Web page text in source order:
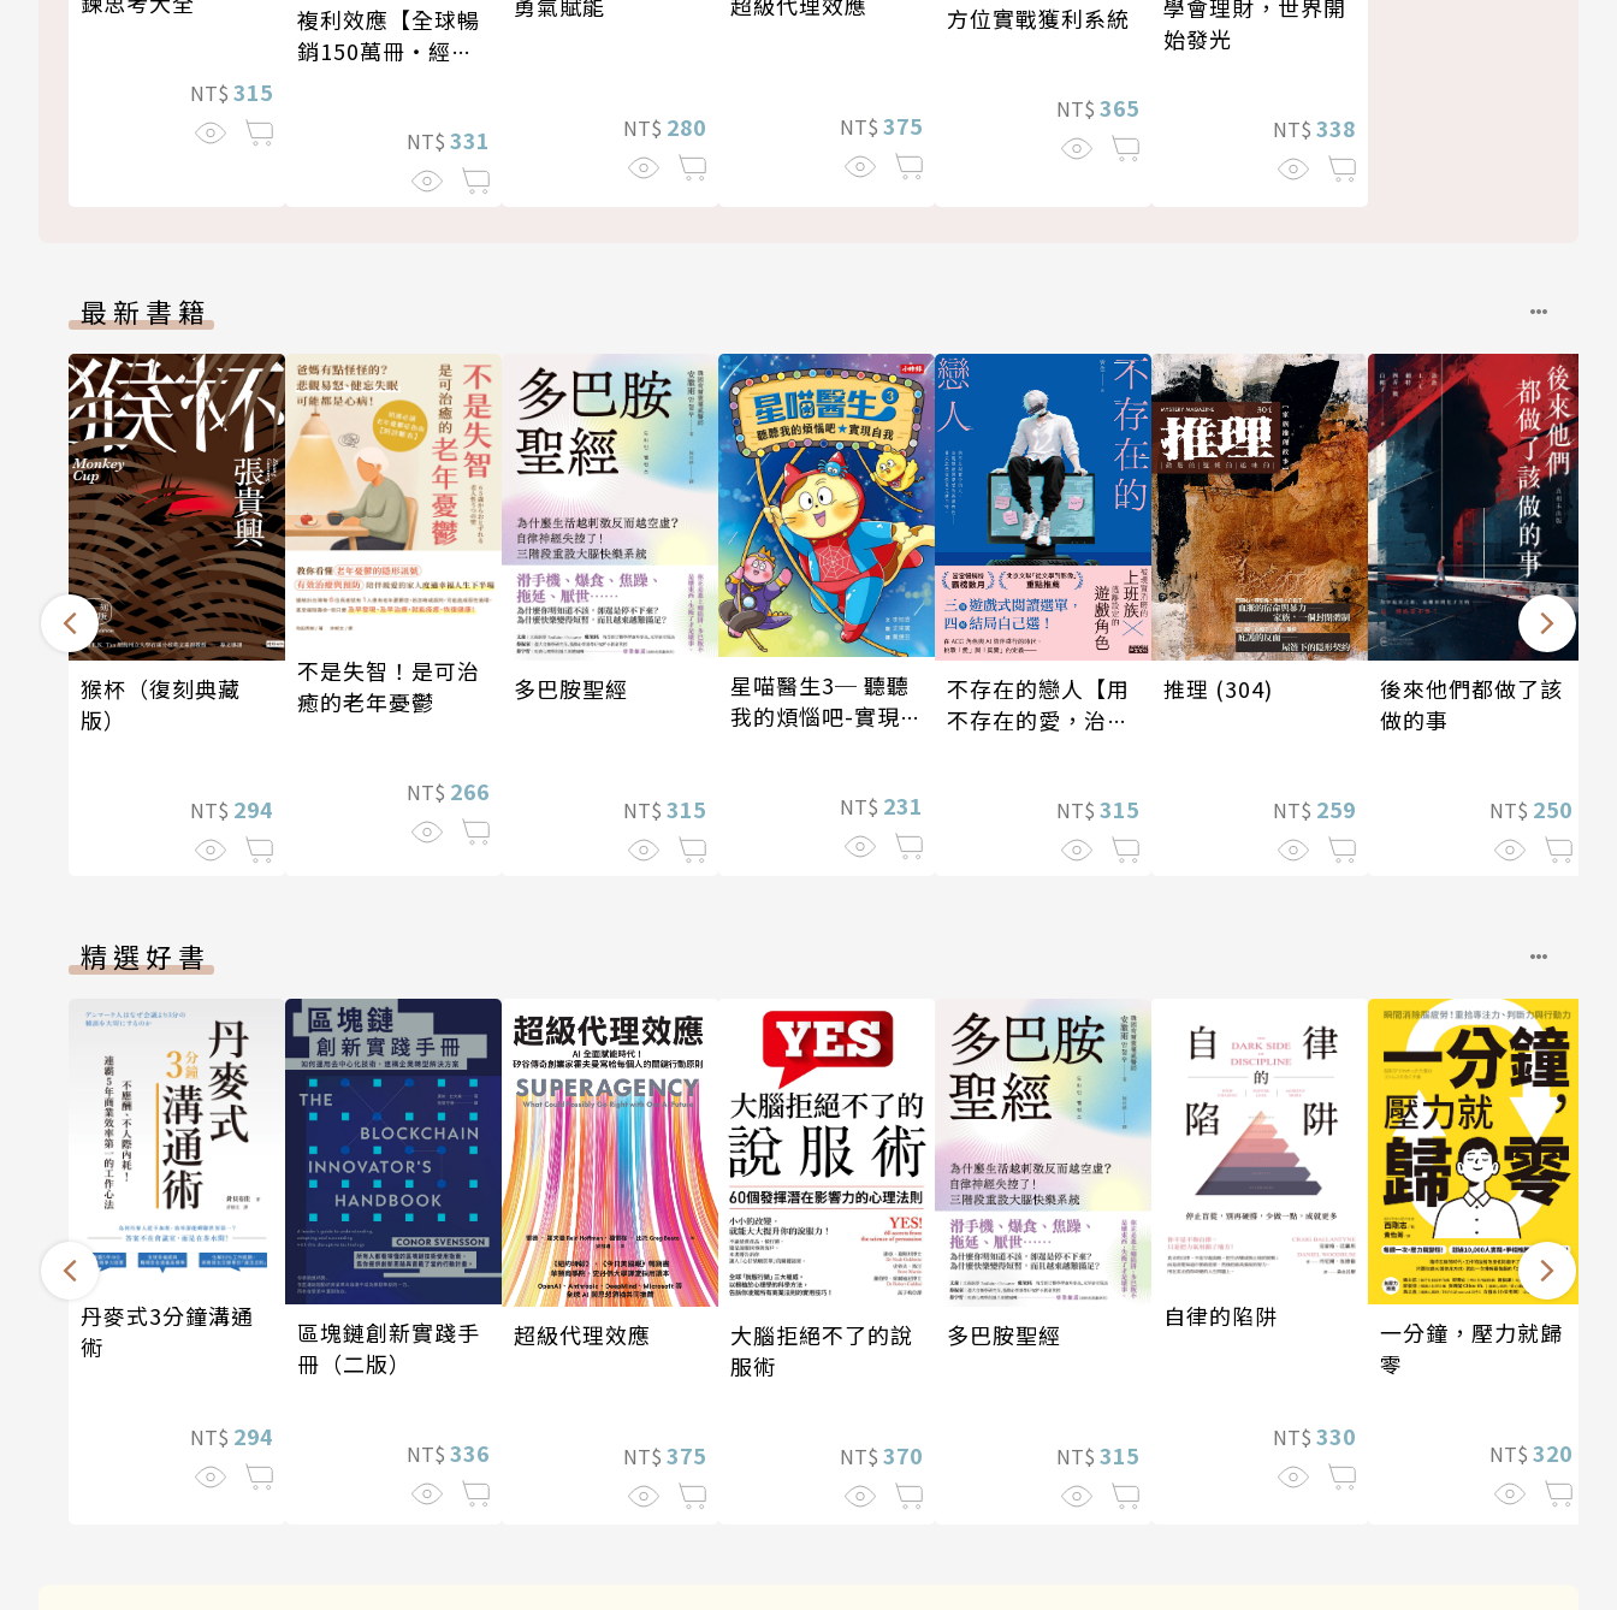
NT$ 315
複利效應【全球暢
銷150萬冊・經典
NT$ 331 NT$ 280 NT$ 375
方位實戰獲利系統
NT$ 365
學會理財，世界開
始發光
NT$ 338
最新書籍
猴杯（復刻典藏
版）
NT$ 294
不是失智！是可治
癒的老年憂鬱
NT$ 266
多巴胺聖經
NT$ 315
星喵醫生3─ 聽聽
我的煩惱吧-實現自
NT$ 231
不存在的戀人【用
不存在的愛，治癒
NT$ 315
推理 (304)
NT$ 259
後來他們都做了該
做的事
NT$ 250
精選好書
丹麥式3分鐘溝通
術
NT$ 294
區塊鏈創新實踐手
冊（二版）
NT$ 336
超級代理效應
NT$ 375
大腦拒絕不了的說
服術
NT$ 370
多巴胺聖經
NT$ 315
自律的陷阱
NT$ 330
一分鐘，壓力就歸
零
NT$ 320